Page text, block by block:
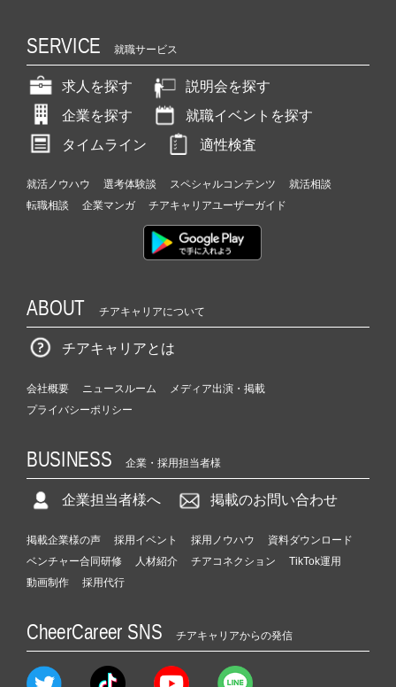
SERVICE 就職サービス
求人を探す
説明会を探す
企業を探す
就職イベントを探す
タイムライン
適性検査
就活ノウハウ 選考体験談 スペシャルコンテンツ
就活相談
転職相談
企業マンガ チアキャリアユーザーガイド
ABOUT チアキャリアについて
チアキャリアとは
会社概要 ニュースルーム
メディア出演・掲載
プライバシーポリシー
BUSINESS 企業・採用担当者様
企業担当者様へ 掲載のお問い合わせ
掲載企業様の声 採用イベント 採用ノウハウ
資料ダウンロード
ベンチャー合同研修
人材紹介 チアコネクション
TikTok運用
動画制作
採用代行
CheerCareer SNS チアキャリアからの発信